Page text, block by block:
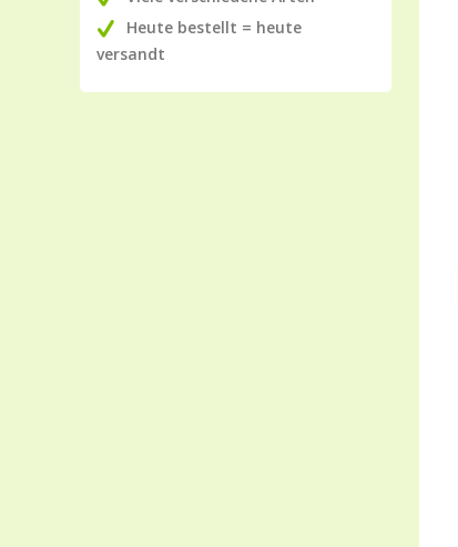
Heute bestellt = heute
versandt